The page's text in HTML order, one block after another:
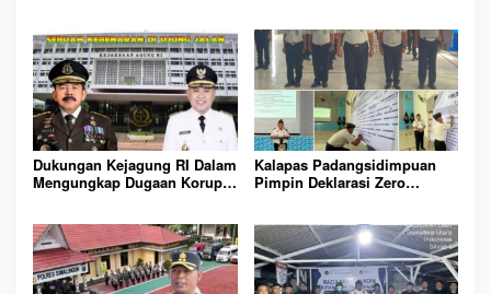
LINGKUNGAN
PEMASYARAKATAN YANG
AMAN
Dukungan Kejagung RI Dalam
Mengungkap Dugaan Korupsi
Dan Tangkap!
Kalapas Padangsidimpuan
Pimpin Deklarasi Zero
Padangsidimpuan